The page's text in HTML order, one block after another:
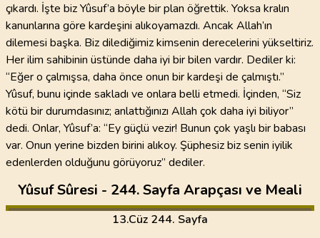
çıkardı. İşte biz Yûsuf’a böyle bir plan öğrettik. Yoksa kralın
kanunlarına göre kardeşini alıkoyamazdı. Ancak Allah’ın
dilemesi başka. Biz dilediğimiz kimsenin derecelerini yükseltiriz.
Her ilim sahibinin üstünde daha iyi bir bilen vardır. Dediler ki:
“Eğer o çalmışsa, daha önce onun bir kardeşi de çalmıştı.”
Yûsuf, bunu içinde sakladı ve onlara belli etmedi. İçinden, “Siz
kötü bir durumdasınız; anlattığınızı Allah çok daha iyi biliyor”
dedi. Onlar, Yûsuf’a: “Ey güçlü vezir! Bunun çok yaşlı bir babası
var. Onun yerine bizden birini alıkoy. Şüphesiz biz senin iyilik
edenlerden olduğunu görüyoruz” dediler.
Yûsuf Sûresi - 244. Sayfa Arapçası ve Meali
13.Cüz 244. Sayfa